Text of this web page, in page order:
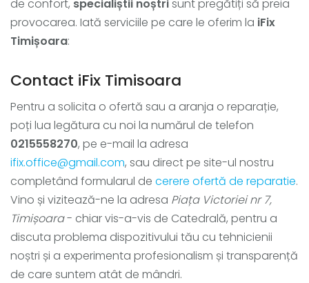
de confort, specialiștii noștrisunt pregătiți să preia
provocarea. Iată serviciile pe care le oferim la iFix
Timișoara:
Contact iFix Timisoara
Pentru a solicita o ofertă sau a aranja o reparație,
poți lua legătura cu noi la numărul de telefon
0215558270, pe e-mail la adresa
ifix.office@gmail.com, sau direct pe site-ul nostru
completând formularul de cerere ofertă de reparatie.
Vino și vizitează-ne la adresa Piața Victoriei nr 7,
Timișoara- chiar vis-a-vis de Catedrală, pentru a
discuta problema dispozitivului tău cu tehnicienii
noștri și a experimenta profesionalism și transparență
de care suntem atât de mândri.